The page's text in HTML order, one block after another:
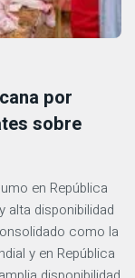
por
sobre
en República
alta disponibilidad
como la
y en República